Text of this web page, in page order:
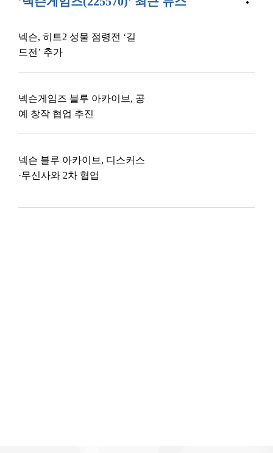
넥슨, 히트2 성물 점령전 ‘길
드전’ 추가
넥슨게임즈 블루 아카이브, 공
예 창작 협업 추진
넥슨 블루 아카이브, 디스커스
·무신사와 2차 협업